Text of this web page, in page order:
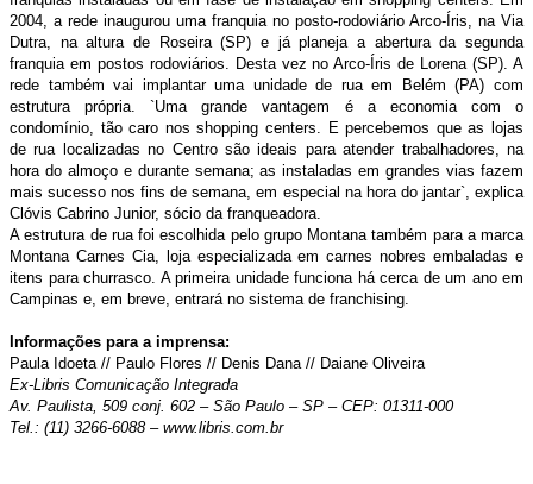
2004, a rede inaugurou uma franquia no posto-rodoviário Arco-Íris, na Via
Dutra, na altura de Roseira (SP) e já planeja a abertura da segunda
franquia em postos rodoviários. Desta vez no Arco-Íris de Lorena (SP). A
rede também vai implantar uma unidade de rua em Belém (PA) com
estrutura própria. `Uma grande vantagem é a economia com o
condomínio, tão caro nos shopping centers. E percebemos que as lojas
de rua localizadas no Centro são ideais para atender trabalhadores, na
hora do almoço e durante semana; as instaladas em grandes vias fazem
mais sucesso nos fins de semana, em especial na hora do jantar`, explica
Clóvis Cabrino Junior, sócio da franqueadora.
A estrutura de rua foi escolhida pelo grupo Montana também para a marca
Montana Carnes Cia, loja especializada em carnes nobres embaladas e
itens para churrasco. A primeira unidade funciona há cerca de um ano em
Campinas e, em breve, entrará no sistema de franchising.
Informações para a imprensa:
Paula Idoeta // Paulo Flores // Denis Dana // Daiane Oliveira
Ex-Libris Comunicação Integrada
Av. Paulista, 509 conj. 602 – São Paulo – SP – CEP: 01311-000
Tel.: (11) 3266-6088 – www.libris.com.br